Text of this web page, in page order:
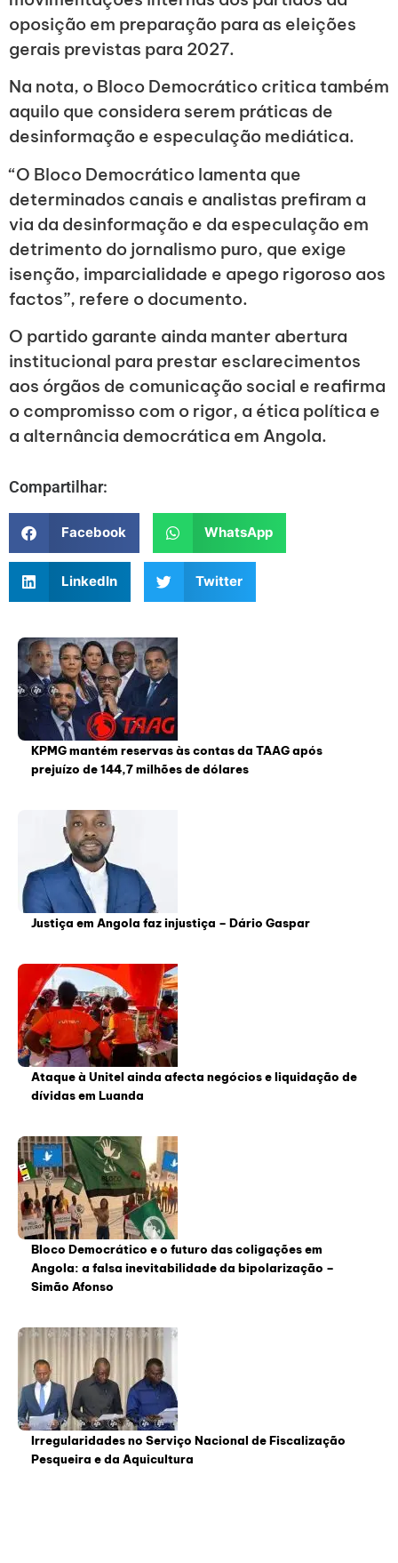
oposição em preparação para as eleições
gerais previstas para 2027.
Na nota, o Bloco Democrático critica também
aquilo que considera serem práticas de
desinformação e especulação mediática.
“O Bloco Democrático lamenta que
determinados canais e analistas prefiram a
via da desinformação e da especulação em
detrimento do jornalismo puro, que exige
isenção, imparcialidade e apego rigoroso aos
factos”, refere o documento.
O partido garante ainda manter abertura
institucional para prestar esclarecimentos
aos órgãos de comunicação social e reafirma
o compromisso com o rigor, a ética política e
a alternância democrática em Angola.
Compartilhar:
Facebook WhatsApp
LinkedIn Twitter
KPMG mantém reservas às contas da TAAG após
prejuízo de 144,7 milhões de dólares
Justiça em Angola faz injustiça – Dário Gaspar
Ataque à Unitel ainda afecta negócios e liquidação de
dívidas em Luanda
Bloco Democrático e o futuro das coligações em
Angola: a falsa inevitabilidade da bipolarização –
Simão Afonso
Irregularidades no Serviço Nacional de Fiscalização
Pesqueira e da Aquicultura